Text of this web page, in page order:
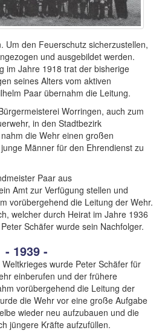
Um den Feuerschutz sicherzustellen,
und ausgebildet werden.
im Jahre 1918 trat der bisherige
seines Alters vom aktiven
Paar übernahm die Leitung.
Worringen, auch zum
in den Stadtbezirk
die Wehr einen großen
Männer für den Ehrendienst zu
Paar aus
Amt zur Verfügung stellen und
vorübergehend die Leitung der Wehr.
welcher durch Heirat im Jahre 1936
Schäfer wurde sein Nachfolger.
- 1939 -
wurde Peter Schäfer für
einberufen und der frühere
vorübergehend die Leitung der
die Wehr vor eine große Aufgabe
wieder neu aufzubauen und die
jüngere Kräfte aufzufüllen.